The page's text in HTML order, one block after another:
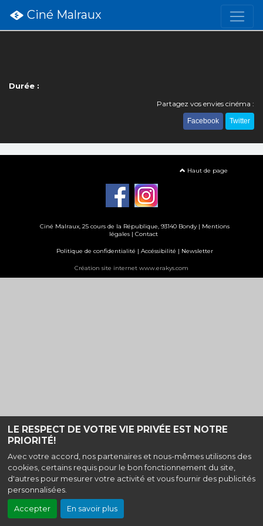
LE RESPECT DE VOTRE VIE PRIVÉE EST NOTRE
PRIORITÉ!
Avec votre accord, nos partenaires et nous-mêmes utilisons des
cookies, certains requis pour le bon fonctionnement du site,
d'autres pour mesurer votre activité et vous fournir des publicités
personnalisées.
Accepter En savoir plus
Ciné Malraux
Durée :
Partagez vos envies cinéma :
Facebook Twitter
Haut de page
Ciné Malraux, 25 cours de la République, 93140 Bondy | Mentions
légales | Contact
Politique de confidentialité | Accéssibilité | Newsletter
Création site internet www.erakys.com